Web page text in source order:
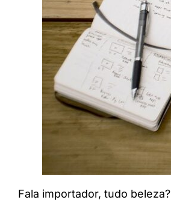
Fala importador, tudo beleza?